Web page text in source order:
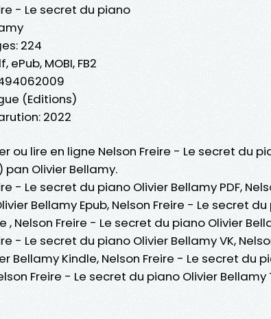
- Le secret du piano
224
ePub, MOBI, FB2
(Editions)
2022
ou lire en ligne Nelson Freire - Le secret du
pan Olivier Bellamy.
- Le secret du piano Olivier Bellamy PDF,
Bellamy Epub, Nelson Freire - Le secret
, Nelson Freire - Le secret du piano Olivier
- Le secret du piano Olivier Bellamy VK,
Bellamy Kindle, Nelson Freire - Le secret du
Freire - Le secret du piano Olivier